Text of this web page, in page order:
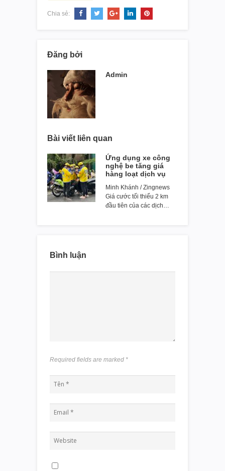
Chia sẻ:
Đăng bởi
Admin
Bài viết liên quan
Ứng dụng xe công
nghệ be tăng giá
hàng loạt dịch vụ
Minh Khánh / Zingnews
Giá cước tối thiểu 2 km
đầu tiên của các dịch…
Bình luận
Required fields are marked *